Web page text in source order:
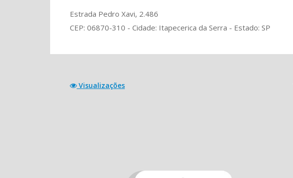
Estrada Pedro Xavi, 2.486
CEP: 06870-310 - Cidade: Itapecerica da Serra - Estado: SP
Visualizações